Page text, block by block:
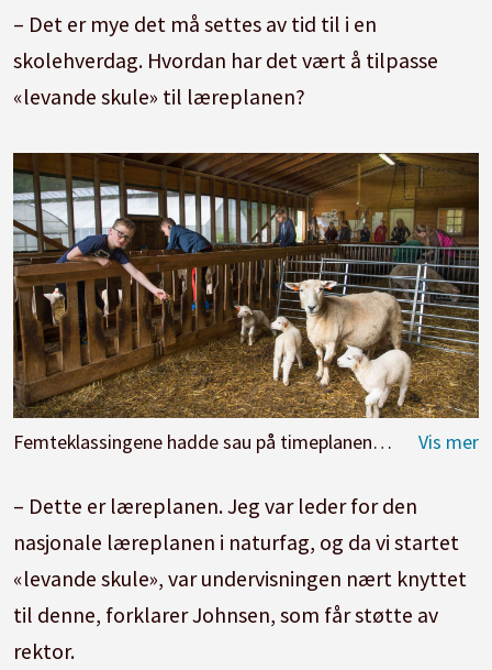
– Det er mye det må settes av tid til i en
skolehverdag. Hvordan har det vært å tilpasse
«levande skule» til læreplanen?
Femteklassingene hadde sau på timeplanen for to år siden, men de synes fortsatt det er hyggelig å besøke sauefjøset på Sogn Jord- og Hagebruksskule. Det er Henrik Hagan Loftesnes som står nærmest. Foto: Kari Kløvstad
– Dette er læreplanen. Jeg var leder for den
nasjonale læreplanen i naturfag, og da vi startet
«levande skule», var undervisningen nært knyttet
til denne, forklarer Johnsen, som får støtte av
rektor.